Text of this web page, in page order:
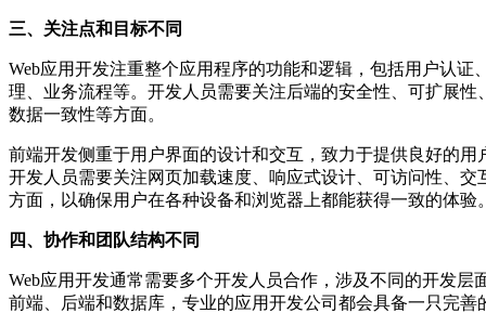
三、关注点和目标不同
Web应用开发注重整个应用程序的功能和逻辑，包括用户认证
理、业务流程等。开发人员需要关注后端的安全性、可扩展性
数据一致性等方面。
前端开发侧重于用户界面的设计和交互，致力于提供良好的用
开发人员需要关注网页加载速度、响应式设计、可访问性、交
方面，以确保用户在各种设备和浏览器上都能获得一致的体验
四、协作和团队结构不同
Web应用开发通常需要多个开发人员合作，涉及不同的开发层
前端、后端和数据库，专业的应用开发公司都会具备一只完善